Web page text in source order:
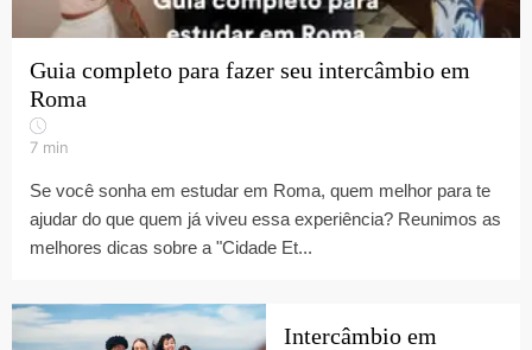
Guia completo para fazer seu intercâmbio em
Roma
7 min
Se você sonha em estudar em Roma, quem melhor para te
ajudar do que quem já viveu essa experiência? Reunimos as
melhores dicas sobre a "Cidade Et...
Intercâmbio em